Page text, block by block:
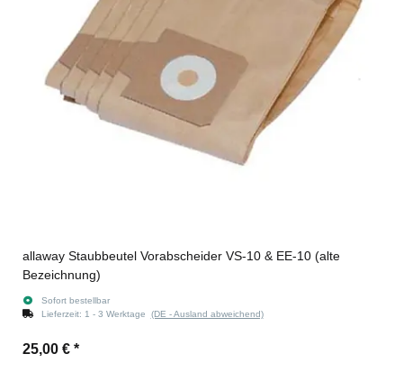
allaway Staubbeutel Vorabscheider VS-10 & EE-10 (alte
Bezeichnung)
Sofort bestellbar
Lieferzeit: 1 - 3 Werktage (DE - Ausland abweichend)
25,00 € *